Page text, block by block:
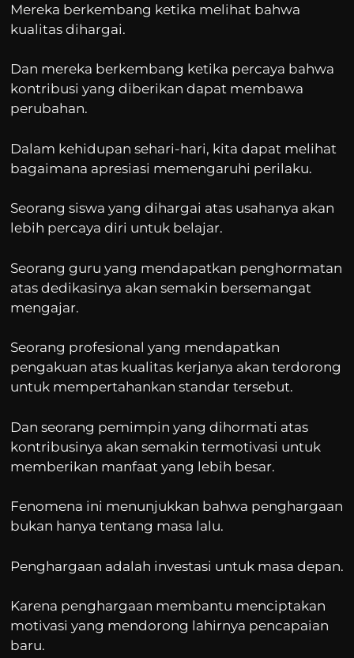
Mereka berkembang ketika melihat bahwa
kualitas dihargai.
Dan mereka berkembang ketika percaya bahwa
kontribusi yang diberikan dapat membawa
perubahan.
Dalam kehidupan sehari-hari, kita dapat melihat
bagaimana apresiasi memengaruhi perilaku.
Seorang siswa yang dihargai atas usahanya akan
lebih percaya diri untuk belajar.
Seorang guru yang mendapatkan penghormatan
atas dedikasinya akan semakin bersemangat
mengajar.
Seorang profesional yang mendapatkan
pengakuan atas kualitas kerjanya akan terdorong
untuk mempertahankan standar tersebut.
Dan seorang pemimpin yang dihormati atas
kontribusinya akan semakin termotivasi untuk
memberikan manfaat yang lebih besar.
Fenomena ini menunjukkan bahwa penghargaan
bukan hanya tentang masa lalu.
Penghargaan adalah investasi untuk masa depan.
Karena penghargaan membantu menciptakan
motivasi yang mendorong lahirnya pencapaian
baru.